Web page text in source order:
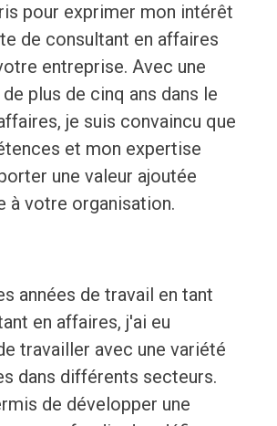
pour exprimer mon intérêt
de consultant en affaires
entreprise. Avec une
plus de cinq ans dans le
je suis convaincu que
et mon expertise
une valeur ajoutée
à votre organisation.
années de travail en tant
en affaires, j'ai eu
travailler avec une variété
dans différents secteurs.
de développer une